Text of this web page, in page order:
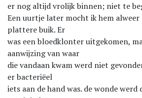
er nog altijd vrolijk binnen; niet te
Een uurtje later mocht ik hem
plattere buik. Er
was een bloedklonter uitgekomen,
aanwijzing van waar
die vandaan kwam werd niet
er bacteriëel
iets aan de hand was. de wonde